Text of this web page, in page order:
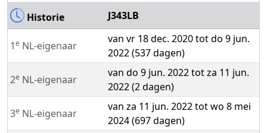
Historie J343LB
1e NL-eigenaar
van vr 18 dec. 2020 tot do 9 jun.
2022 (537 dagen)
2e NL-eigenaar
van do 9 jun. 2022 tot za 11 jun.
2022 (2 dagen)
3e NL-eigenaar
van za 11 jun. 2022 tot wo 8 mei
2024 (697 dagen)